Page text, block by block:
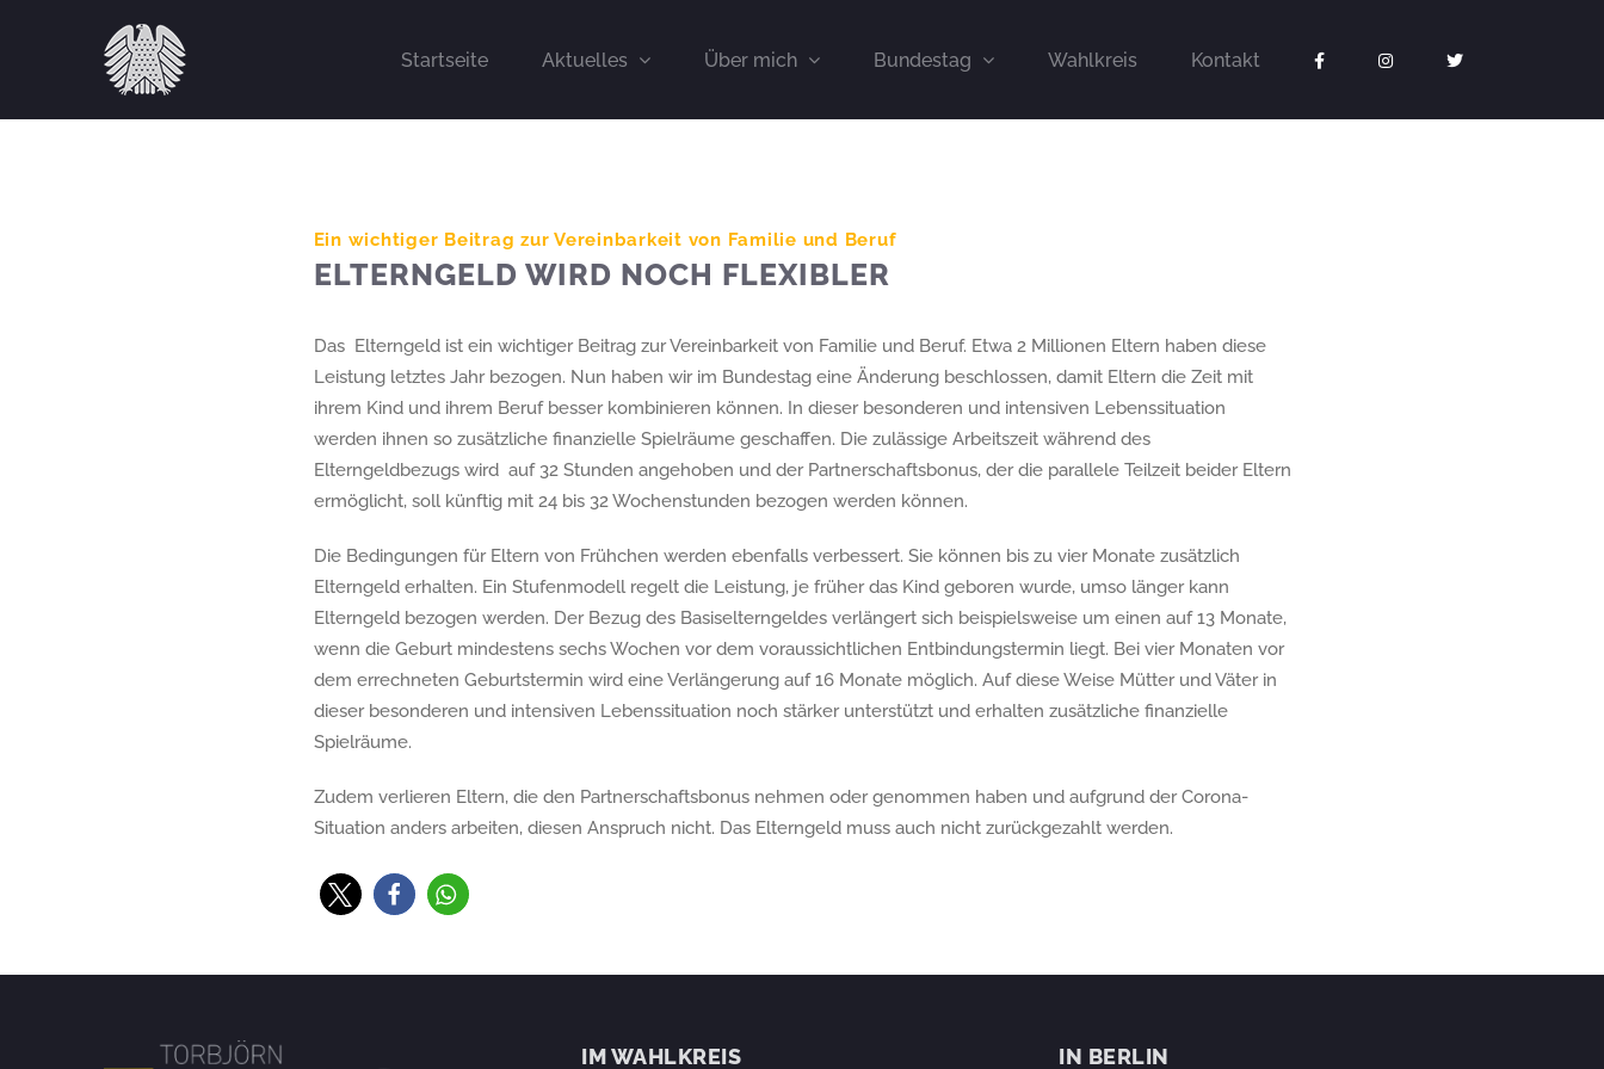
Startseite Aktuelles Über mich Bundestag Wahlkreis Kontakt
Ein wichtiger Beitrag zur Vereinbarkeit von Familie und Beruf
ELTERNGELD WIRD NOCH FLEXIBLER
Das Elterngeld ist ein wichtiger Beitrag zur Vereinbarkeit von Familie und Beruf. Etwa 2 Millionen Eltern haben diese
Leistung letztes Jahr bezogen. Nun haben wir im Bundestag eine Änderung beschlossen, damit Eltern die Zeit mit
ihrem Kind und ihrem Beruf besser kombinieren können. In dieser besonderen und intensiven Lebenssituation
werden ihnen so zusätzliche finanzielle Spielräume geschaffen. Die zulässige Arbeitszeit während des
Elterngeldbezugs wird auf 32 Stunden angehoben und der Partnerschaftsbonus, der die parallele Teilzeit beider Eltern
ermöglicht, soll künftig mit 24 bis 32 Wochenstunden bezogen werden können.
Die Bedingungen für Eltern von Frühchen werden ebenfalls verbessert. Sie können bis zu vier Monate zusätzlich
Elterngeld erhalten. Ein Stufenmodell regelt die Leistung, je früher das Kind geboren wurde, umso länger kann
Elterngeld bezogen werden. Der Bezug des Basiselterngeldes verlängert sich beispielsweise um einen auf 13 Monate,
wenn die Geburt mindestens sechs Wochen vor dem voraussichtlichen Entbindungstermin liegt. Bei vier Monaten vor
dem errechneten Geburtstermin wird eine Verlängerung auf 16 Monate möglich. Auf diese Weise Mütter und Väter in
dieser besonderen und intensiven Lebenssituation noch stärker unterstützt und erhalten zusätzliche finanzielle
Spielräume.
Zudem verlieren Eltern, die den Partnerschaftsbonus nehmen oder genommen haben und aufgrund der Corona-
Situation anders arbeiten, diesen Anspruch nicht. Das Elterngeld muss auch nicht zurückgezahlt werden.
IM WAHLKREIS IN BERLIN